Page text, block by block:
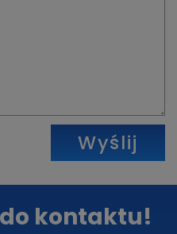
Wyślij
kontaktu!